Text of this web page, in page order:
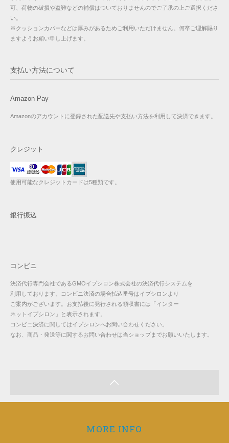
可、荷物の破損や盗難などの補償はついておりませんのでご了承の上ご選択くださ
い。
※クッションカバーなどは厚みがあるためご利用いただけません。何卒ご理解賜り
ますようお願い申し上げます。
支払い方法について
Amazon Pay
Amazonのアカウントに登録された配送先や支払い方法を利用して決済できます。
クレジット
使用可能なクレジットカードは5種類です。
銀行振込
コンビニ
決済代行専門会社であるGMOイプシロン株式会社の決済代行システムを
利用しております。コンビニ決済の場合払込番号はイプシロンより
ご案内がございます。お支払後に発行される領収書には「インター
ネットイプシロン」と表示されます。
コンビニ決済に関してはイプシロンへお問い合わせください。
なお、商品・発送等に関するお問い合わせは当ショップまでお願いいたします。
MORE INFO